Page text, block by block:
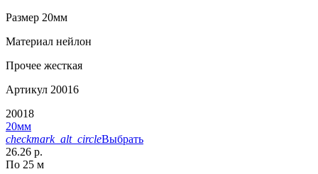
Размер 20мм
Материал нейлон
Прочее жесткая
Артикул 20016
20018
20мм
checkmark_alt_circleВыбрать
26.26 р.
По 25 м